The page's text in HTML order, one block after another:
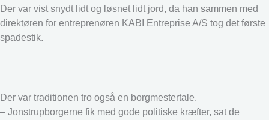
Der var vist snydt lidt og løsnet lidt jord, da han sammen med
direktøren for entreprenøren KABI Entreprise A/S tog det første
spadestik.
Der var traditionen tro også en borgmestertale.
– Jonstrupborgerne fik med gode politiske kræfter, sat de